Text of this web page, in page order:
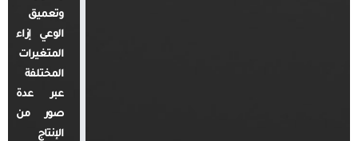
وتعميق
الوعي إزاء
المتغيرات
المختلفة
عبر عدة
صور من
الإنتاج